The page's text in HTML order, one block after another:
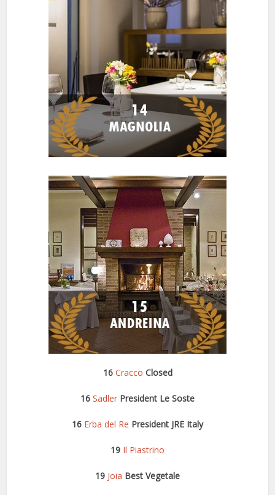
16 Cracco Closed
16 Sadler President Le Soste
16 Erba del Re President JRE Italy
19 Il Piastrino
19 Joia Best Vegetale